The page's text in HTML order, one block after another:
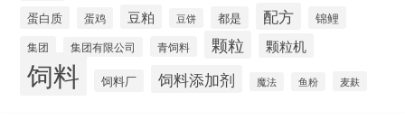
蛋白质 蛋鸡 豆粕 豆饼 都是 配方 锦鲤
集团 集团有限公司 青饲料 颗粒 颗粒机
饲料 饲料厂 饲料添加剂 魔法 鱼粉 麦麸